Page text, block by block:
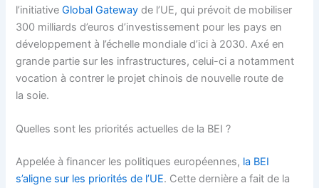
l’initiativeGlobal Gateway de l’UE, qui prévoit de mobiliser
300 milliards d’euros d’investissement pour les pays en
développement à l’échelle mondiale d’ici à 2030. Axé en
grande partie sur les infrastructures, celui-ci a notamment
vocation à contrer le projet chinois de nouvelle route de
la soie.
Quelles sont les priorités actuelles de la BEI ?
Appelée à financer les politiques européennes, la BEI
s’aligne sur les priorités de l’UE. Cette dernière a fait de la